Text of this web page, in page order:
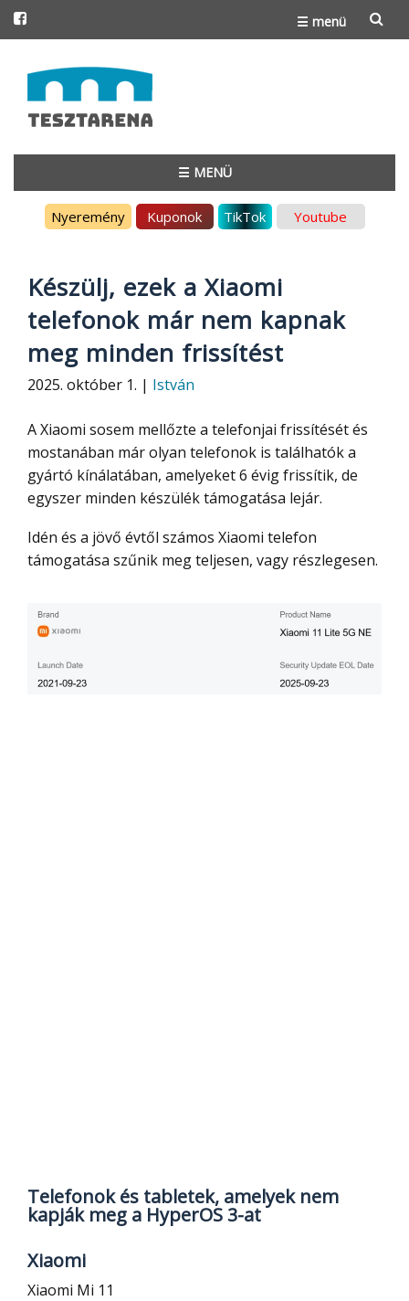
☰ menü
to
content
☰ MENÜ
Nyeremény Kuponok TikTok Youtube
Készülj, ezek a Xiaomi
telefonok már nem kapnak
meg minden frissítést
2025. október 1. | István
A Xiaomi sosem mellőzte a telefonjai frissítését és
mostanában már olyan telefonok is találhatók a
gyártó kínálatában, amelyeket 6 évig frissítik, de
egyszer minden készülék támogatása lejár.
Idén és a jövő évtől számos Xiaomi telefon
támogatása szűnik meg teljesen, vagy részlegesen.
Telefonok és tabletek, amelyek nem
kapják meg a HyperOS 3-at
Xiaomi
Xiaomi Mi 11